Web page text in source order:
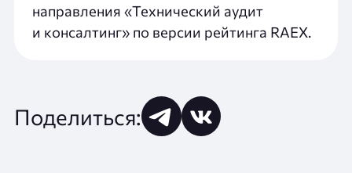
направления «Технический аудит
и консалтинг» по версии рейтинга RAEX.
Поделиться: